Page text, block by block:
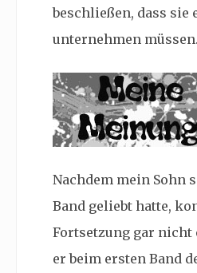
beschließen, dass sie
unternehmen müssen.
Nachdem mein Sohn
Band geliebt hatte,
Fortsetzung gar nicht
er beim ersten Band